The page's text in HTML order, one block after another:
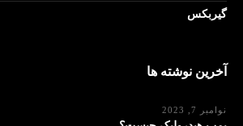
گیربکس
آخرین نوشته ها
نوامبر 7, 2023